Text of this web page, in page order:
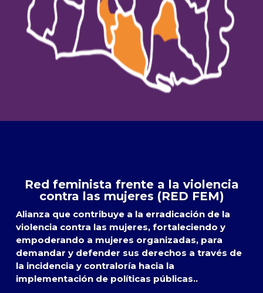
Red feminista frente a la violencia
contra las mujeres (RED FEM)
Alianza que contribuye a la erradicación de la
violencia contra las mujeres, fortaleciendo y
empoderando a mujeres organizadas, para
demandar y defender sus derechos a través de
la incidencia y contraloría hacia la
implementación de políticas públicas..